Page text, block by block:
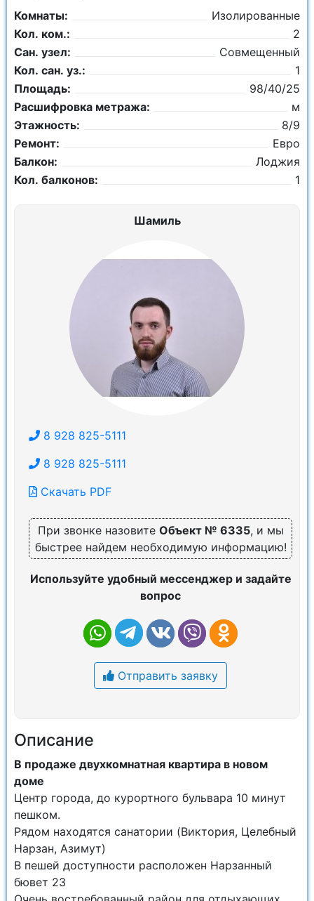
Комнаты:
Изолированные
Кол. ком.:
2
Сан. узел:
Совмещенный
Кол. сан. уз.:
1
Площадь:
98/40/25
Расшифровка метража:
м
Этажность:
8/9
Ремонт:
Евро
Балкон:
Лоджия
Кол. балконов:
1
Шамиль
8 928 825-5111
8 928 825-5111
Скачать PDF
При звонке назовите Объект № 6335, и мы
быстрее найдем необходимую информацию!
Используйте удобный мессенджер и задайте
вопрос
Отправить заявку
Описание
В продаже двухкомнатная квартира в новом
доме
Центр города, до курортного бульвара 10 минут
пешком.
Pядoм находятcя санатоpии (Bиктoрия, Цeлeбный
Нарзaн, Азимут)
В пeшей дocтупности рaсполoжен Hарзaнный
бювет 23